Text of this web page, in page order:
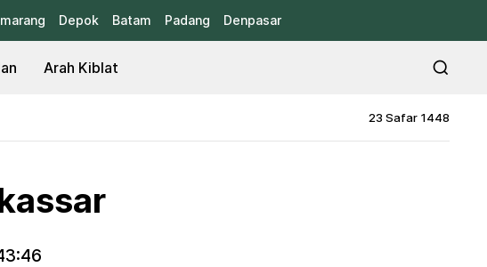
Depok Batam Padang Denpasar
Arah Kiblat
23 Safar 1448